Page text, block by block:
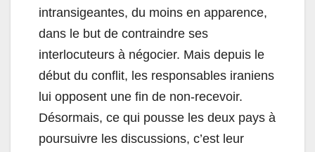
intransigeantes, du moins en apparence,
dans le but de contraindre ses
interlocuteurs à négocier. Mais depuis le
début du conflit, les responsables iraniens
lui opposent une fin de non-recevoir.
Désormais, ce qui pousse les deux pays à
poursuivre les discussions, c’est leur